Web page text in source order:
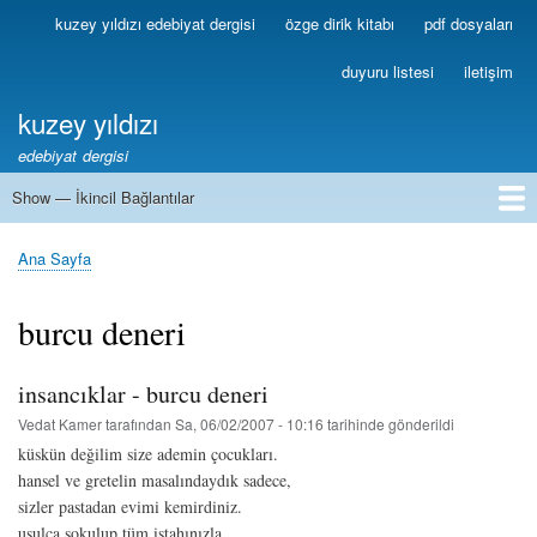
Ana
içeriğe
Birincilkuzey yıldızı edebiyat dergisi özge dirik kitabı pdf dosyaları
duyuru listesi iletişim
kuzey yıldızı
edebiyat dergisi
İkincil
Show — İkincil Bağlantılar
1
2
3
4
5
6
7
8
9
10
11
12
13
Sayfa
Ana Sayfa
burcu deneri
insancıklar - burcu deneri
Vedat Kamertarafından Sa, 06/02/2007 - 10:16 tarihinde gönderildi
küskün değilim size ademin çocukları.
hansel ve gretelin masalındaydık sadece,
sizler pastadan evimi kemirdiniz.